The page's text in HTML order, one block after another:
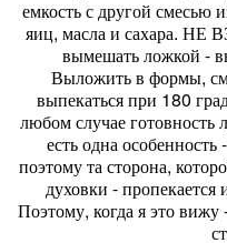
емкость с другой смесью
яиц, масла и сахара.
вымешать ложкой -
Выложить в формы,
выпекаться при 180
любом случае готовность
есть одна
поэтому та сторона,
духовки - пропекается
Поэтому, когда я это вижу